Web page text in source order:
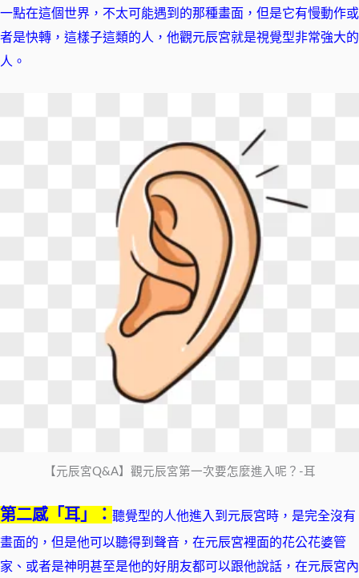
一點在這個世界，不太可能遇到的那種畫面，但是它有慢動作或
者是快轉，這樣子這類的人，他觀元辰宮就是視覺型非常強大的
人。
【元辰宮Q&A】觀元辰宮第一次要怎麼進入呢？-耳
第二感「耳」： 聽覺型的人他進入到元辰宮時，是完全沒有
畫面的，但是他可以聽得到聲音，在元辰宮裡面的花公花婆管
家、或者是神明甚至是他的好朋友都可以跟他說話，在元辰宮內